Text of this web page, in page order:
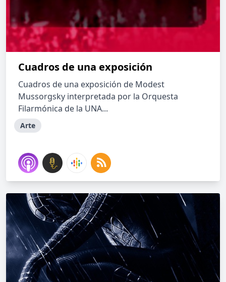
Cuadros de una exposición
Cuadros de una exposición de Modest
Mussorgsky interpretada por la Orquesta
Filarmónica de la UNA...
Arte